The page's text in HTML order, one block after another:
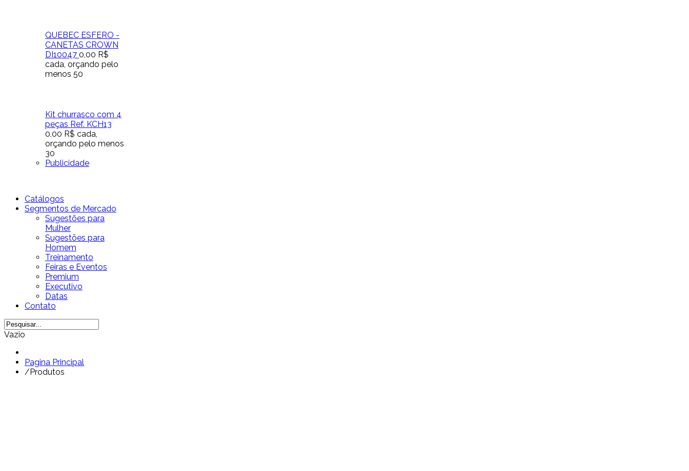
QUEBEC ESFERO -
CANETAS CROWN
DI10047 0,00 R$
cada, orçando pelo
menos 50
Kit churrasco com 4
peças Ref. KCH13
0,00 R$ cada,
orçando pelo menos
30
Publicidade
Catálogos
Segmentos de Mercado
Sugestões para
Mulher
Sugestões para
Homem
Treinamento
Feiras e Eventos
Premium
Executivo
Datas
Contato
Vazio
Pagina Principal
/Produtos